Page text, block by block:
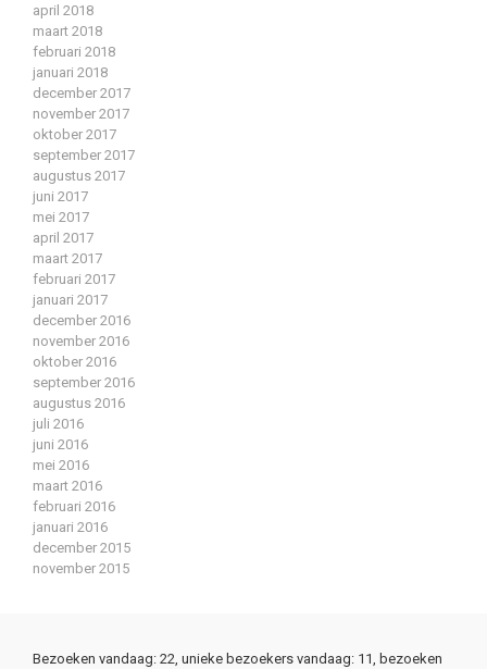
april 2018
maart 2018
februari 2018
januari 2018
december 2017
november 2017
oktober 2017
september 2017
augustus 2017
juni 2017
mei 2017
april 2017
maart 2017
februari 2017
januari 2017
december 2016
november 2016
oktober 2016
september 2016
augustus 2016
juli 2016
juni 2016
mei 2016
maart 2016
februari 2016
januari 2016
december 2015
november 2015
Bezoeken vandaag: 22, unieke bezoekers vandaag: 11, bezoeken